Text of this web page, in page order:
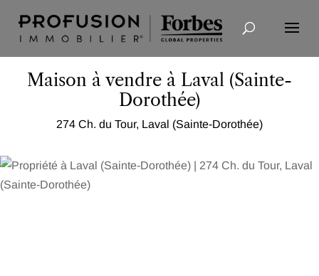
Recherche avancée
Maison à vendre à Laval (Sainte-
Dorothée)
274 Ch. du Tour, Laval (Sainte-Dorothée)